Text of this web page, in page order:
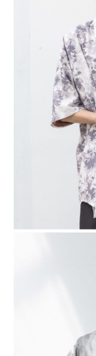
1.本服務係由「台灣大哥
用戶於交易時，得透過
買賣價金債權讓與本公
2.基於同意付款使用「大
資料（包含姓名、電話
由本公司與您本人進行
3.完整用戶服務條款，請
３．收到繳費通知簡訊
ATM／網路銀行／等多
※ 請注意：結帳手續完
購買商品的店家。未經
後付繳納相關費用。
※ 交易是否成功請以「
是否繳費成功／繳費後
客戶支援中心」https://
【注意事項】
１．透過由恩沛科技股
易，需依本服務之必要
權轉讓予恩沛科技股份有
２．關於個人資料處理
３．未成年的使用者請
「AFTEE先享後付」，
４．使用「AFTEE先享
時審查核予不同之上限
請求用戶進行身份認證。
５．嚴禁一人註冊多個
恩沛科技股份有限公司
每筆NT$80，滿
付款後 7-11取貨
每筆NT$80，滿
每筆NT$80，滿